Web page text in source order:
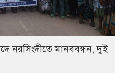
নরসিংদীতে মানববন্ধন, দুই